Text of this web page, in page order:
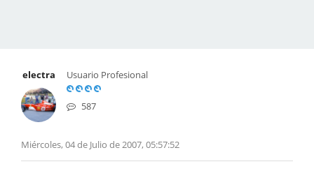
electra Usuario Profesional
587
Miércoles, 04 de Julio de 2007, 05:57:52